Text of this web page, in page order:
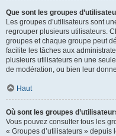
Que sont les groupes
Les groupes d’utilisateurs sont
regrouper plusieurs utilisateurs.
groupes et chaque groupe peut
facilite les tâches aux
plusieurs utilisateurs en une
de modération, ou bien leur
Haut
Où sont les groupes
Vous pouvez consulter tous les
« Groupes d’utilisateurs » depuis